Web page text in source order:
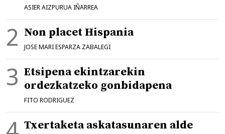
ASIER AIZPURUA IÑARREA
Non placet Hispania
JOSE MARI ESPARZA ZABALEGI
Etsipena ekintzarekin
ordezkatzeko gonbidapena
FITO RODRIGUEZ
Txertaketa askatasunaren alde